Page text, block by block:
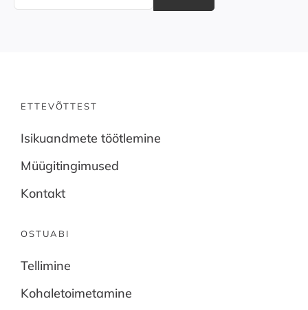
ETTEVÕTTEST
Isikuandmete töötlemine
Müügitingimused
Kontakt
OSTUABI
Tellimine
Kohaletoimetamine